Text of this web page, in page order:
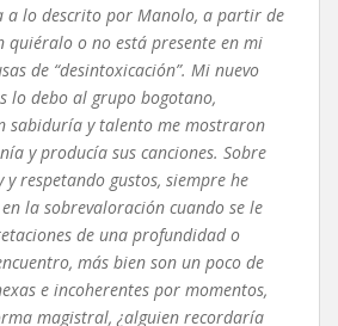
a lo descrito por Manolo, a partir de
quiéralo o no está presente en mi
de “desintoxicación”. Mi nuevo
lo debo al grupo bogotano,
sabiduría y talento me mostraron
y producía sus canciones. Sobre
y respetando gustos, siempre he
la sobrevaloración cuando se le
de una profundidad o
más bien son un poco de
e incoherentes por momentos,
magistral, ¿alguien recordaría